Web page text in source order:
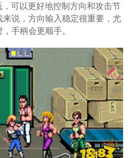
可以更好地控制方向和攻击节
说，方向输入稳定很重要，尤
手柄会更顺手。